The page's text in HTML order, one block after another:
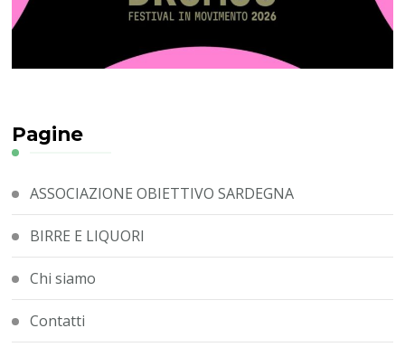
Pagine
ASSOCIAZIONE OBIETTIVO SARDEGNA
BIRRE E LIQUORI
Chi siamo
Contatti